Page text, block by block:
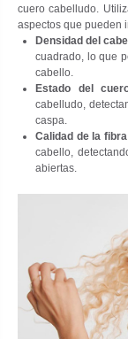
cuero cabelludo.
aspectos que pueden
Densidad del
cuadrado, lo que
cabello.
Estado del
cabelludo,
caspa.
Calidad de la
cabello,
abiertas.